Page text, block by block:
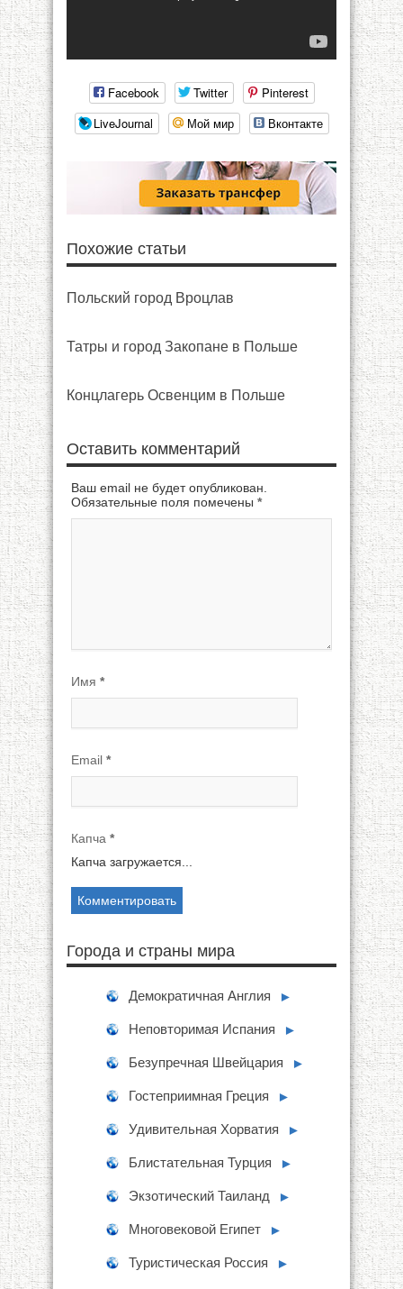
Facebook Twitter
Pinterest
LiveJournal
Мой мир Вконтакте
Похожие статьи
Польский город Вроцлав
Татры и город Закопане в Польше
Концлагерь Освенцим в Польше
Оставить комментарий
Ваш email не будет опубликован.
Обязательные поля помечены *
Имя *
Email *
Капча *
Капча загружается...
Города и страны мира
Демократичная Англия ►
Неповторимая Испания ►
Безупречная Швейцария ►
Гостеприимная Греция ►
Удивительная Хорватия ►
Блистательная Турция ►
Экзотический Таиланд ►
Многовековой Египет ►
Туристическая Россия ►